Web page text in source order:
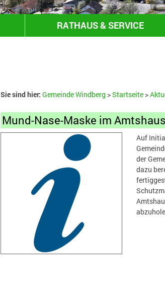
RATHAUS & SERVICE
Sie sind hier: Gemeinde Windberg >Startseite>
Mund-Nase-Maske im
Auf
der
dazu